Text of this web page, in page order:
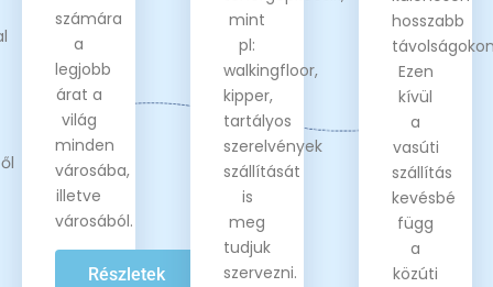
számára
a
legjobb
árat a
világ
minden
városába,
illetve
városából.
Részletek
mint
pl:
walkingfloor,
kipper,
tartályos
szerelvények
szállítását
is
meg
tudjuk
szervezni.
hosszabb
Ezen
kívül
a
vasúti
szállítás
kevésbé
függ
a
közúti